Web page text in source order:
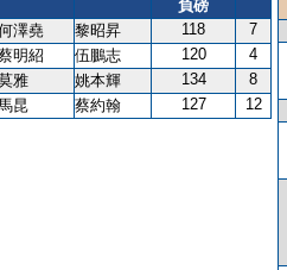
負磅
澤堯 黎昭昇 118
7
明紹 伍鵬志 120
4
雅 姚本輝 134
8
昆 蔡約翰 127 12